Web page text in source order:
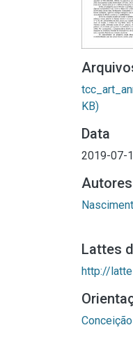
KB)
Data
2019-07-
Autores
Lattes
http://